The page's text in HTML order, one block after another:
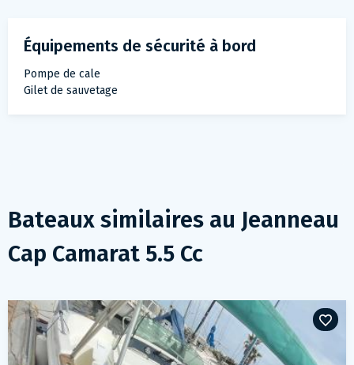
Équipements de sécurité à bord
Pompe de cale
Gilet de sauvetage
Bateaux similaires au Jeanneau
Cap Camarat 5.5 Cc